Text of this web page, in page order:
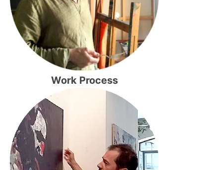
Work Process